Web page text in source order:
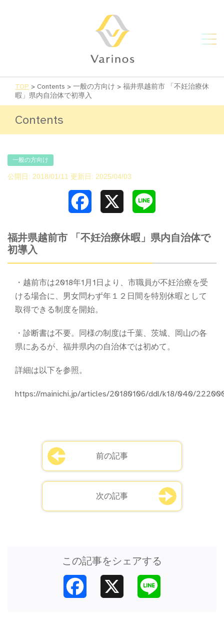
TOP > Contents > 一般の方向け > 福井県越前市 「不妊治療休
暇」県内自治体で初導入
Contents
一般の方向け
公開日: 2018/01/11 更新日: 2025/04/03
Facebook
福井県越前市 「不妊治療休暇」県内自治体で
初導入
・越前市は2018年1月1日より、市職員が不妊治療を受
ける場合に、男女問わず年１２日間を特別休暇として
取得できる制度を開始。
・診断書は不要。同様の制度は千葉、茨城、岡山の各
県にあるが、福井県内の自治体では初めて。
詳細は以下を参照。
https://mainichi.jp/articles/20180106/ddl/k18/040/
前の記事
次の記事
この記事をシェアする
Facebook